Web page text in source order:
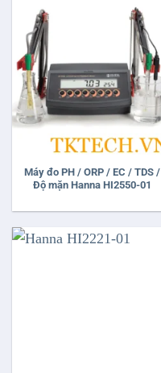
Máy đo PH / ORP / EC / TDS /
Độ mặn Hanna HI2550-01